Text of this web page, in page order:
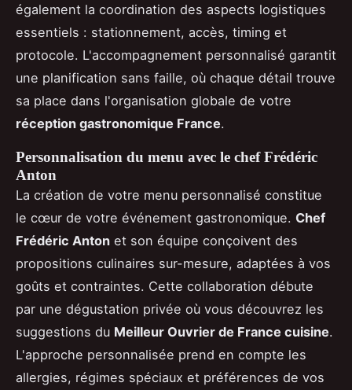
également la coordination des aspects logistiques
essentiels : stationnement, accès, timing et
protocole. L'accompagnement personnalisé garantit
une planification sans faille, où chaque détail trouve
sa place dans l'organisation globale de votre
réception gastronomique France.
Personnalisation du menu avec le chef Frédéric
Anton
La création de votre menu personnalisé constitue
le cœur de votre événement gastronomique. Chef
Frédéric Anton et son équipe conçoivent des
propositions culinaires sur-mesure, adaptées à vos
goûts et contraintes. Cette collaboration débute
par une dégustation privée où vous découvrez les
suggestions du Meilleur Ouvrier de France cuisine.
L'approche personnalisée prend en compte les
allergies, régimes spéciaux et préférences de vos